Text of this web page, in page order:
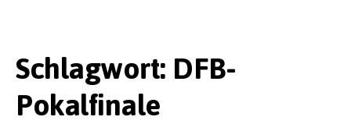
Schlagwort: DFB-
Pokalfinale